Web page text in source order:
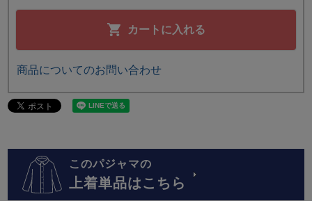
カートに入れる
商品についてのお問い合わせ
このパジャマの
上着単品はこちら